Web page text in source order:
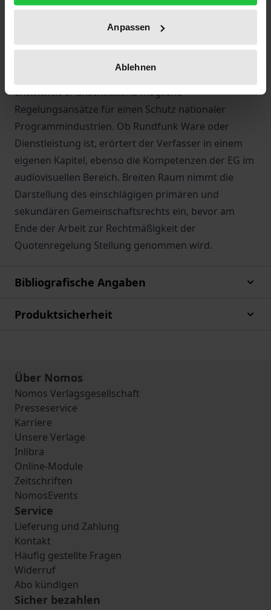
Anpassen
Ablehnen
Anlaß, ökonomische und rechtliche Grundlagen des
internationalen Rundfunkhandels zu beleuchten.
entwickelt er anschließend mögliche
Regelungsansätze für einen Schutz nationaler
Programmindustrien. Ob Rundfunk Ware oder
Dienstleistung ist, erörtert der Verfasser in einem
eigenen Kapitel, ebenso die Kompetenzen der EG im
audiovisuellen Bereich. Breiten Raum nimmt die
Darstellung des einschlägigen primären und
sekundären Gemeinschaftsrechts ein, bevor am
Ende der Arbeit zur Rechtmäßigkeit der
Quotenregelung Stellung genommen wird.
Bibliografische Angaben
Produktsicherheit
Über Nomos
Nomos Verlagsgesellschaft
Presseservice
Karriere
Unsere Verlage
Inlibra
Online-Module
Zeitschriften
NomosEvents
Service
Lieferung und Zahlung
Kontakt
Häufig gestellte Fragen
Widerruf
Abo kündigen
Sicher bezahlen